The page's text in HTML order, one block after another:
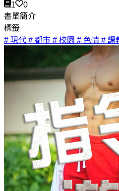
1
0
書單簡介
標籤
# 現代 # 都市 # 校園 # 色情 # 調